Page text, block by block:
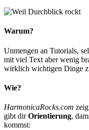
Warum?
Unmengen an Tutorials,
mit viel Text aber wenig
wirklich wichtigen Dinge
Wie?
HarmonicaRocks.com
gibt dirOrientierung,
kommst: